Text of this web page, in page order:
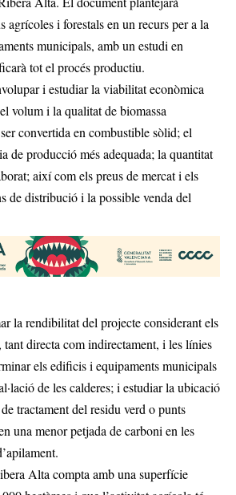
agrícoles i forestals en un recurs per a la
municipals, amb un estudi en
tot el procés productiu.
i estudiar la viabilitat econòmica
volum i la qualitat de biomassa
convertida en combustible sòlid; el
de producció més adequada; la quantitat
així com els preus de mercat i els
de distribució i la possible venda del
la rendibilitat del projecte considerant els
tant directa com indirectament, i les línies
els edificis i equipaments municipals
de les calderes; i estudiar la ubicació
tractament del residu verd o punts
una menor petjada de carboni en les
Alta compta amb una superfície